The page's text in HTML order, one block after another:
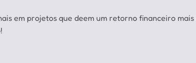
em projetos que deem um retorno financeiro